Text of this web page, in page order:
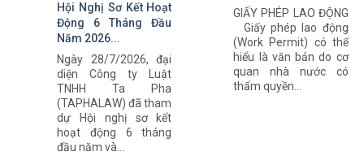
Hội Nghị Sơ Kết Hoạt
Động 6 Tháng Đầu
Năm 2026...
Ngày 28/7/2026, đại
diện Công ty Luật
TNHH Ta Pha
(TAPHALAW) đã tham
dự Hội nghị sơ kết
hoạt động 6 tháng
đầu năm và...
GIẤY PHÉP LAO ĐỘNG
Giấy phép lao động
(Work Permit) có thể
hiểu là văn bản do cơ
quan nhà nước có
thẩm quyền...